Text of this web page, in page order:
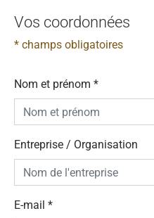
Vos coordonnées
* champs obligatoires
Nom et prénom *
Entreprise / Organisation
E-mail *